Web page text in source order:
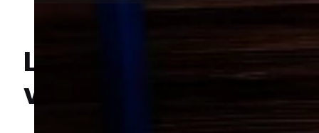
Lokal bekæmpelse
væggelus